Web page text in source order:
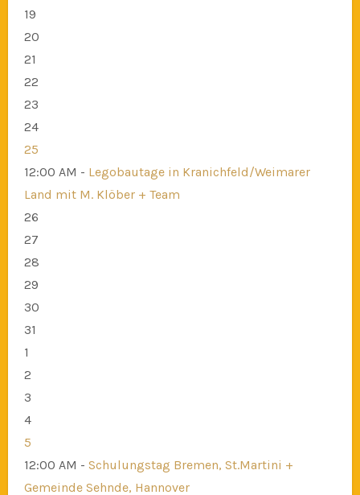
19
20
21
22
23
24
25
12:00 AM - Legobautage in Kranichfeld/Weimarer
Land mit M. Klöber + Team
26
27
28
29
30
31
1
2
3
4
5
12:00 AM - Schulungstag Bremen, St.Martini +
Gemeinde Sehnde, Hannover